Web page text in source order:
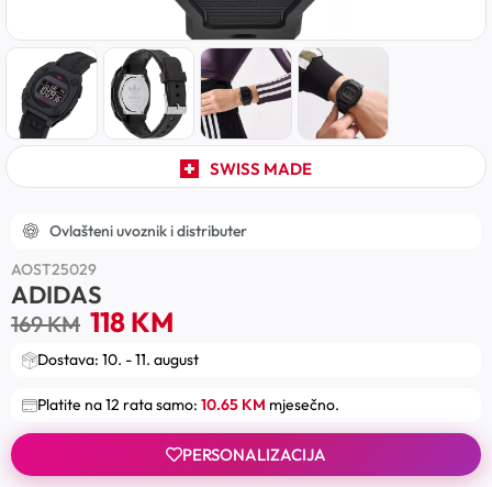
SWISS MADE
Ovlašteni uvoznik i distributer
AOST25029
ADIDAS
169KM 118KM
Dostava: 10. - 11. august
Platite na 12 rata samo: 10.65 KM mjesečno.
PERSONALIZACIJA